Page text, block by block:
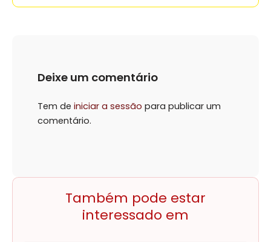
Deixe um comentário
Tem de iniciar a sessão para publicar um
comentário.
Também pode estar
interessado em